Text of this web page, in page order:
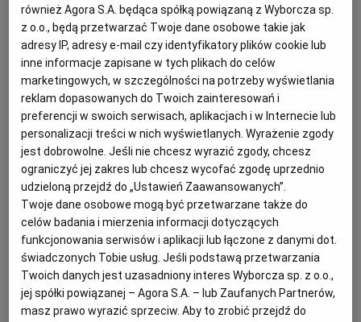
Jak zaplanować 'zamówienia uzupełniające' po nowelizacji - praktyczne wskazówki
(fot.Shutterstock)
Opis przedmiotu zamówienia musi
przewidywać zakres podobnych robót
budowlanych lub usług oraz warunki, na
jakich zostaną one udzielone.
Pytanie:
W siwz na roboty budowlane chcemy przewidzieć
roboty uzupełniające (art. 67 ust. 6 ustawy Pzp).
również Agora S.A. będąca spółką powiązaną z Wyborcza sp.
z o.o., będą przetwarzać Twoje dane osobowe takie jak
adresy IP, adresy e-mail czy identyfikatory plików cookie lub
inne informacje zapisane w tych plikach do celów
marketingowych, w szczególności na potrzeby wyświetlania
reklam dopasowanych do Twoich zainteresowań i
preferencji w swoich serwisach, aplikacjach i w Internecie lub
personalizacji treści w nich wyświetlanych. Wyrażenie zgody
jest dobrowolne. Jeśli nie chcesz wyrazić zgody, chcesz
ograniczyć jej zakres lub chcesz wycofać zgodę uprzednio
udzieloną przejdź do „Ustawień Zaawansowanych”.
Twoje dane osobowe mogą być przetwarzane także do
celów badania i mierzenia informacji dotyczących
funkcjonowania serwisów i aplikacji lub łączone z danymi dot.
świadczonych Tobie usług. Jeśli podstawą przetwarzania
Twoich danych jest uzasadniony interes Wyborcza sp. z o.o.,
jej spółki powiązanej – Agora S.A. – lub Zaufanych Partnerów,
masz prawo wyrazić sprzeciw. Aby to zrobić przejdź do